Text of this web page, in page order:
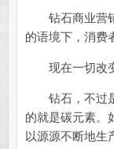
钻石商业营销
的语境下，消费
现在一切改变
钻石，不过是
的就是碳元素。
以源源不断地生